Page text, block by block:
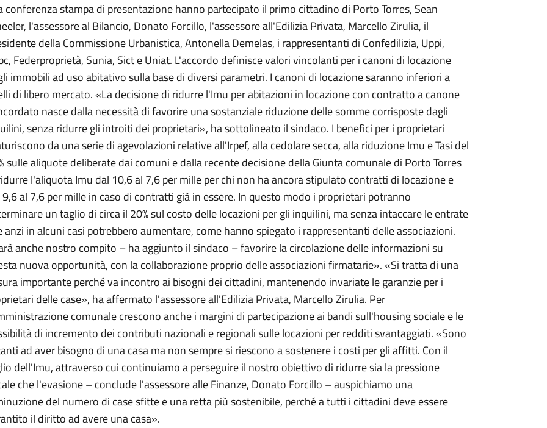
conferenza stampa di presentazione hanno partecipato il primo cittadino di Porto Torres, Sean
l'assessore al Bilancio, Donato Forcillo, l'assessore all'Edilizia Privata, Marcello Zirulia, il
della Commissione Urbanistica, Antonella Demelas, i rappresentanti di Confedilizia, Uppi,
Federproprietà, Sunia, Sict e Uniat. L'accordo definisce valori vincolanti per i canoni di locazione
immobili ad uso abitativo sulla base di diversi parametri. I canoni di locazione saranno inferiori a
di libero mercato. «La decisione di ridurre l'Imu per abitazioni in locazione con contratto a canone
nasce dalla necessità di favorire una sostanziale riduzione delle somme corrisposte dagli
senza ridurre gli introiti dei proprietari», ha sottolineato il sindaco. I benefici per i proprietari
da una serie di agevolazioni relative all'Irpef, alla cedolare secca, alla riduzione Imu e Tasi del
sulle aliquote deliberate dai comuni e dalla recente decisione della Giunta comunale di Porto Torres
l'aliquota Imu dal 10,6 al 7,6 per mille per chi non ha ancora stipulato contratti di locazione e
al 7,6 per mille in caso di contratti già in essere. In questo modo i proprietari potranno
un taglio di circa il 20% sul costo delle locazioni per gli inquilini, ma senza intaccare le entrate
anzi in alcuni casi potrebbero aumentare, come hanno spiegato i rappresentanti delle associazioni.
anche nostro compito – ha aggiunto il sindaco – favorire la circolazione delle informazioni su
nuova opportunità, con la collaborazione proprio delle associazioni firmatarie». «Si tratta di una
importante perché va incontro ai bisogni dei cittadini, mantenendo invariate le garanzie per i
delle case», ha affermato l'assessore all'Edilizia Privata, Marcello Zirulia. Per
comunale crescono anche i margini di partecipazione ai bandi sull'housing sociale e le
di incremento dei contributi nazionali e regionali sulle locazioni per redditi svantaggiati. «Sono
ad aver bisogno di una casa ma non sempre si riescono a sostenere i costi per gli affitti. Con il
dell'Imu, attraverso cui continuiamo a perseguire il nostro obiettivo di ridurre sia la pressione
che l'evasione – conclude l'assessore alle Finanze, Donato Forcillo – auspichiamo una
del numero di case sfitte e una retta più sostenibile, perché a tutti i cittadini deve essere
il diritto ad avere una casa».